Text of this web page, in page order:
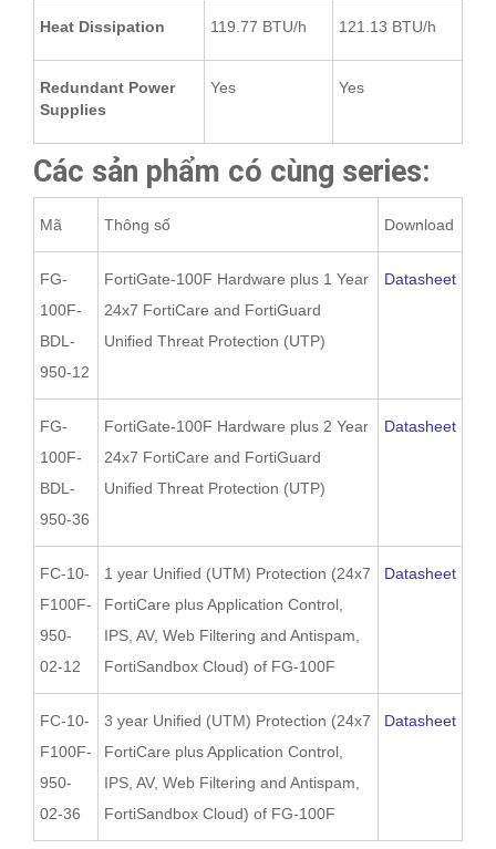
Heat Dissipation 119.77 BTU/h 121.13 BTU/h
Redundant Power
Supplies
Yes Yes
Các sản phẩm có cùng series:
Mã Thông số Download
FG-
100F-
BDL-
950-12
FortiGate-100F Hardware plus 1 Year
24x7 FortiCare and FortiGuard
Unified Threat Protection (UTP)
Datasheet
FG-
100F-
BDL-
950-36
FortiGate-100F Hardware plus 2 Year
24x7 FortiCare and FortiGuard
Unified Threat Protection (UTP)
Datasheet
FC-10-
F100F-
950-
02-12
1 year Unified (UTM) Protection (24x7
FortiCare plus Application Control,
IPS, AV, Web Filtering and Antispam,
FortiSandbox Cloud) of FG-100F
Datasheet
FC-10-
F100F-
950-
02-36
3 year Unified (UTM) Protection (24x7
FortiCare plus Application Control,
IPS, AV, Web Filtering and Antispam,
FortiSandbox Cloud) of FG-100F
Datasheet